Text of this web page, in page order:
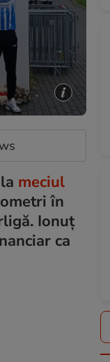
meciul
în
Ionuț
ca